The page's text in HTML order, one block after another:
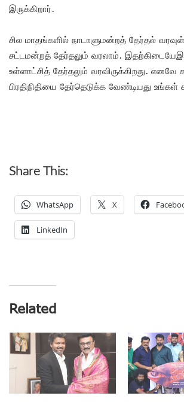
இருக்கிறார்.
சில மாதங்களில் நாடாளுமன்றத் தேர்தல்
சட்டமன்றத் தேர்தலும் வரலாம்.
உள்ளாட்சித் தேர்தலும் வரவிருக்கிறது. எனவே
பிரதிநிதியை தேர்தெடுக்க வேண்டியது
Share This:
WhatsApp X
LinkedIn
Related